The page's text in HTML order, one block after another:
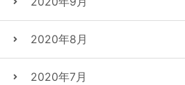
2020年8月
2020年7月